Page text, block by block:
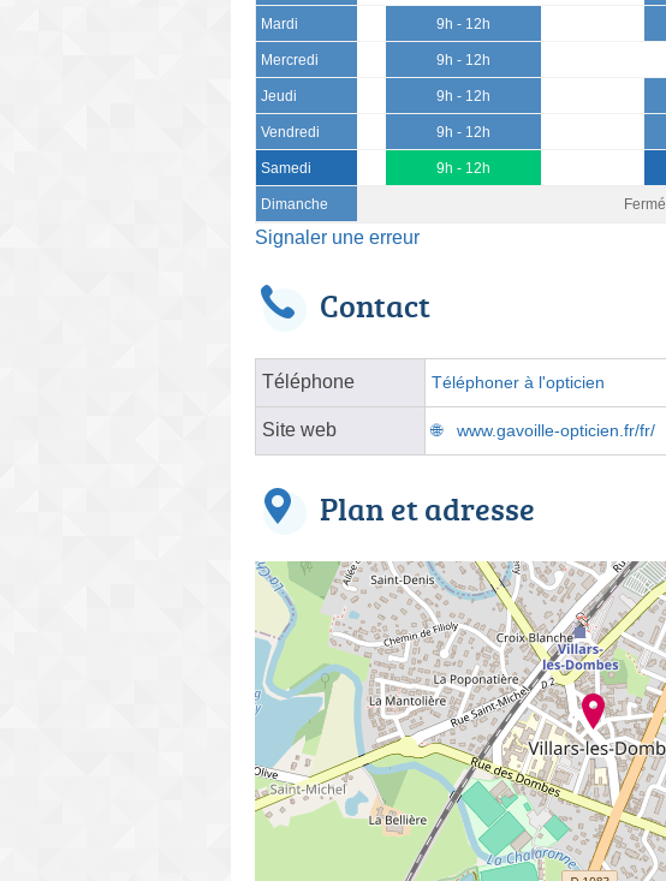
Mardi 9h - 12h
Mercredi 9h - 12h
Jeudi 9h - 12h
Vendredi 9h - 12h
Samedi 9h - 12h
Dimanche Fermé
Signaler une erreur
Contact
Téléphone Téléphoner à l'opticien
Site web www.gavoille-opticien.fr/fr/
Plan et adresse